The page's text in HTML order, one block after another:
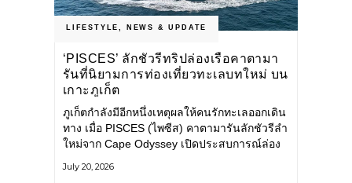
LIFESTYLE, NEWS & UPDATE
‘PISCES’ ลักชัวรีทริปล่องเรือคาตามา
รันที่นิยามการท่องเที่ยวทะเลบทใหม่ บน
เกาะภูเก็ต
ภูเก็ตกำลังมีอีกหนึ่งเหตุผลให้คนรักทะเลออกเดิน
ทาง เมื่อ PISCES (ไพซีส) คาตามารันลักชัวรีลำ
ใหม่จาก Cape Odyssey เปิดประสบการณ์ล่อง
ไป ผสานความสะดวกสบายแบบโรงแรมระดับ
July 20, 2026